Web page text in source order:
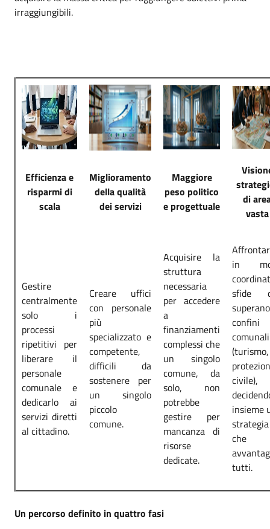
irraggiungibili.
Efficienza e
risparmi di
scala
Miglioramento
della qualità
dei servizi
Maggiore
peso politico
e progettuale
di
vasta
Gestire
centralmente
solo i
processi
ripetitivi per
liberare il
personale
comunale e
dedicarlo ai
servizi diretti
al cittadino.
Creare uffici
con personale
più
specializzato e
competente,
difficili da
sostenere per
un singolo
piccolo
comune.
Acquisire la
struttura
necessaria
per accedere
a
finanziamenti
complessi che
un singolo
comune, da
solo, non
potrebbe
gestire per
mancanza di
risorse
dedicate.
in
sfide
confini
comunali
(turismo,
civile),
insieme
strategia
che
tutti.
Un percorso definito in quattro fasi